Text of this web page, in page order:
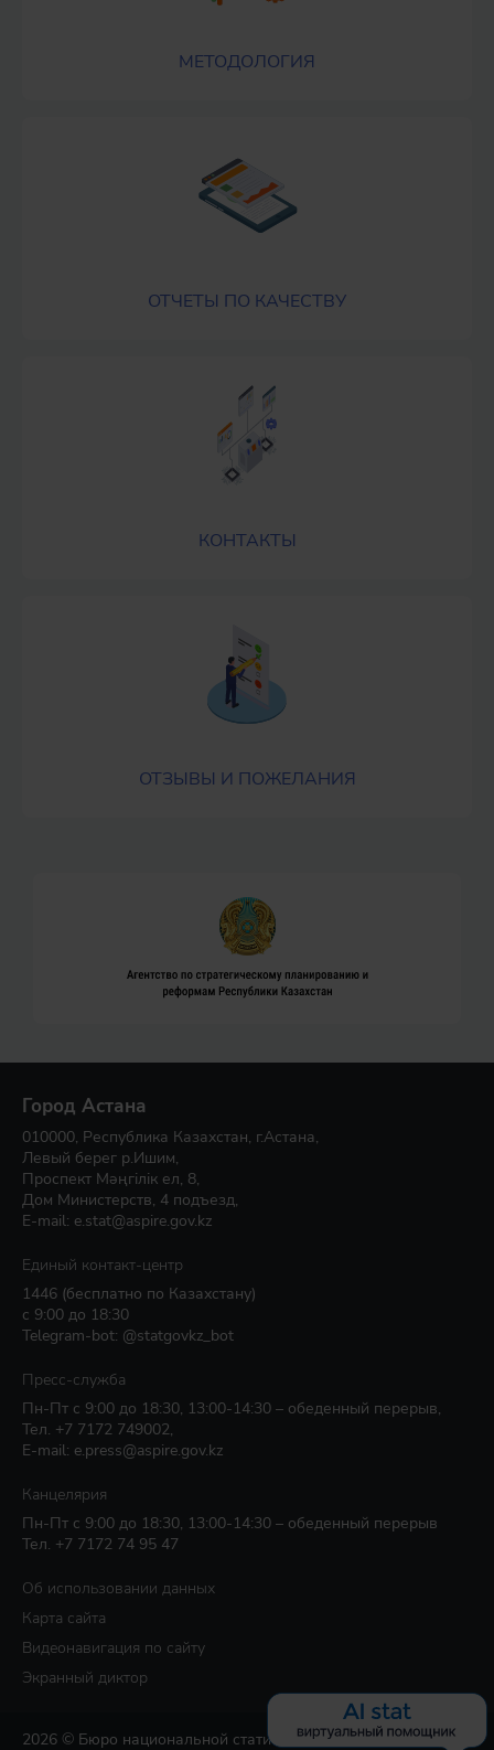
МЕТОДОЛОГИЯ
ОТЧЕТЫ ПО КАЧЕСТВУ
КОНТАКТЫ
ОТЗЫВЫ И ПОЖЕЛАНИЯ
Город Астана
010000, Республика Казахстан, г.Астана,
Левый берег р.Ишим,
Проспект Мәңгілік ел, 8,
Дом Министерств, 4 подъезд,
E-mail: e.stat@aspire.gov.kz
Единый контакт-центр
1446 (бесплатно по Казахстану)
с 9:00 до 18:30
Telegram-bot: @statgovkz_bot
Пресс-служба
Пн-Пт с 9:00 до 18:30, 13:00-14:30 – обеденный перерыв,
Тел. +7 7172 749002,
E-mail: e.press@aspire.gov.kz
Канцелярия
Пн-Пт с 9:00 до 18:30, 13:00-14:30 – обеденный перерыв
Тел. +7 7172 74 95 47
Об использовании данных
Карта сайта
Видеонавигация по сайту
Экранный диктор
2026 © Бюро национальной статистики Агентства по